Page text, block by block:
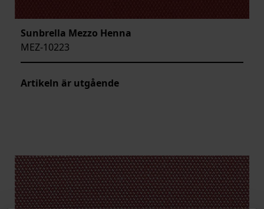
Sunbrella Mezzo Henna
MEZ-10223
Artikeln är utgående